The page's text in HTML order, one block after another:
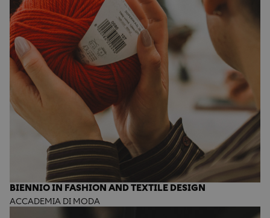
BIENNIO IN FASHION AND TEXTILE DESIGN
ACCADEMIA DI MODA